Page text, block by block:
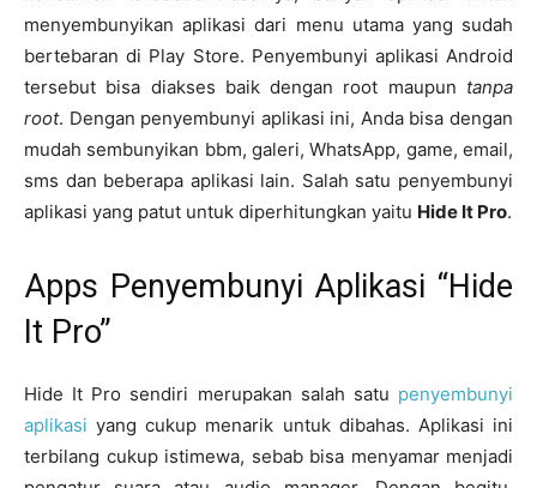
menyembunyikan aplikasi dari menu utama yang sudah
bertebaran di Play Store. Penyembunyi aplikasi Android
tersebut bisa diakses baik dengan root maupun tanpa
root. Dengan penyembunyi aplikasi ini, Anda bisa dengan
mudah sembunyikan bbm, galeri, WhatsApp, game, email,
sms dan beberapa aplikasi lain. Salah satu penyembunyi
aplikasi yang patut untuk diperhitungkan yaitu Hide It Pro.
Apps Penyembunyi Aplikasi “Hide
It Pro”
Hide It Pro sendiri merupakan salah satu penyembunyi
aplikasi yang cukup menarik untuk dibahas. Aplikasi ini
terbilang cukup istimewa, sebab bisa menyamar menjadi